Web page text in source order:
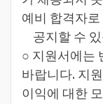
예비 합격자
공지할 수 있
○ 지원서에는
바랍니다. 지
이익에 대한